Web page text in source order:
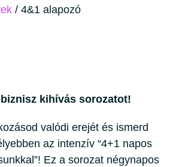
/ 4&1 alapozó
kihívás sorozatot!
valódi erejét és ismerd
az intenzív “4+1 napos
Ez a sorozat négynapos